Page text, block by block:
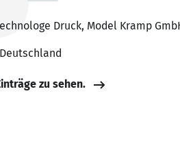
Druck, Model Kramp
zu sehen.